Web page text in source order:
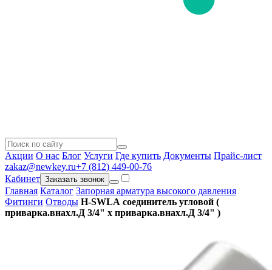
Акции О нас Блог Услуги Где купить Документы Прайс-лист
zakaz@newkey.ru+7 (812) 449-00-76
Кабинет Заказать звонок
Главная Каталог Запорная арматура высокого давления
Фитинги Отводы H-SWLA соединитель угловой (
приварка.внахл.Д 3/4" x приварка.внахл.Д 3/4" )